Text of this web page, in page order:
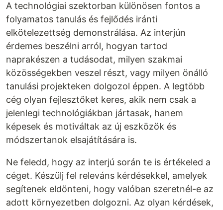
A technológiai szektorban különösen fontos a
folyamatos tanulás és fejlődés iránti
elkötelezettség demonstrálása. Az interjún
érdemes beszélni arról, hogyan tartod
naprakészen a tudásodat, milyen szakmai
közösségekben veszel részt, vagy milyen önálló
tanulási projekteken dolgozol éppen. A legtöbb
cég olyan fejlesztőket keres, akik nem csak a
jelenlegi technológiákban jártasak, hanem
képesek és motiváltak az új eszközök és
módszertanok elsajátítására is.
Ne feledd, hogy az interjú során te is értékeled a
céget. Készülj fel releváns kérdésekkel, amelyek
segítenek eldönteni, hogy valóban szeretnél-e az
adott környezetben dolgozni. Az olyan kérdések,